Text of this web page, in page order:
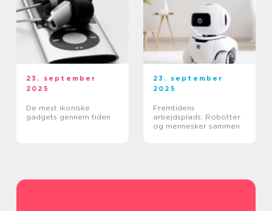
23. september
2025
De mest ikoniske
gadgets gennem tiden
23. september
2025
Fremtidens
arbejdsplads: Robotter
og mennesker sammen